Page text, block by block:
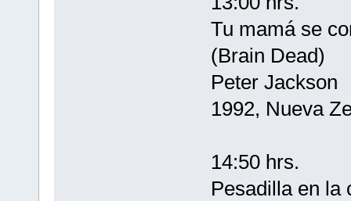
Tu mamá se
(Brain Dead)
Peter Jackson
1992, Nueva
14:50 hrs.
Pesadilla en la